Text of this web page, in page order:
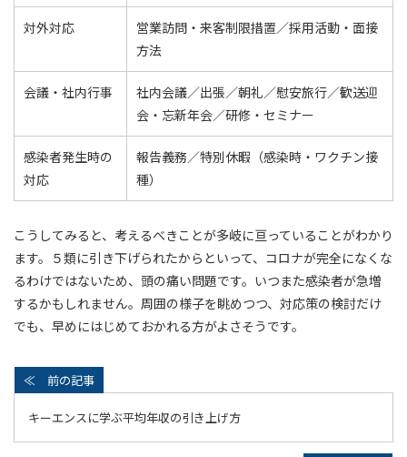
対外対応
営業訪問・来客制限措置／採用活動・面接
方法
会議・社内行事
社内会議／出張／朝礼／慰安旅行／歓送迎
会・忘新年会／研修・セミナー
感染者発生時の
対応
報告義務／特別休暇（感染時・ワクチン接
種）
こうしてみると、考えるべきことが多岐に亘っていることがわかり
ます。５類に引き下げられたからといって、コロナが完全になくな
るわけではないため、頭の痛い問題です。いつまた感染者が急増
するかもしれません。周囲の様子を眺めつつ、対応策の検討だけ
でも、早めにはじめておかれる方がよさそうです。
キーエンスに学ぶ平均年収の引き上げ方